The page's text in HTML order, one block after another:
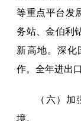
等重点平台发
务站、金伯利
新高地。深化
作。全年进出
（六）
境。